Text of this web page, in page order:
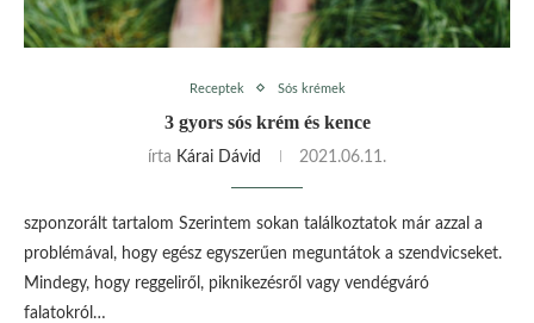
Receptek Sós krémek
3 gyors sós krém és kence
írta Kárai Dávid 2021.06.11.
szponzorált tartalom Szerintem sokan találkoztatok már azzal a
problémával, hogy egész egyszerűen meguntátok a szendvicseket.
Mindegy, hogy reggeliről, piknikezésről vagy vendégváró
falatokról…